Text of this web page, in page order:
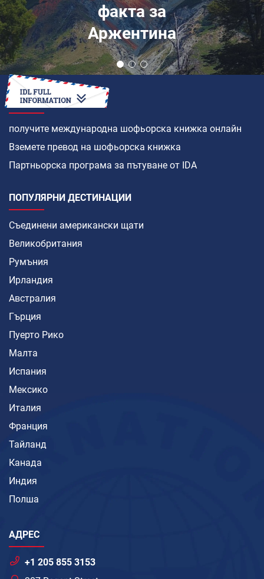
факта за
Аржентина
КАК ДА
получите международна шофьорска книжка онлайн
Вземете превод на шофьорска книжка
Партньорска програма за пътуване от IDA
ПОПУЛЯРНИ ДЕСТИНАЦИИ
Съединени американски щати
Великобритания
Румъния
Ирландия
Австралия
Гърция
Пуерто Рико
Малта
Испания
Мексико
Италия
Франция
Тайланд
Канада
Индия
Полша
АДРЕС
+1 205 855 3153